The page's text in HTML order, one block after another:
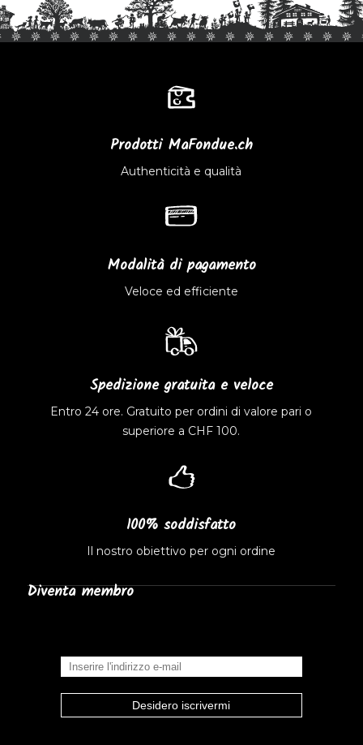
Prodotti MaFondue.ch
Authenticità e qualità
Modalità di pagamento
Veloce ed efficiente
Spedizione gratuita e veloce
Entro 24 ore. Gratuito per ordini di valore pari o
superiore a CHF 100.
100% soddisfatto
Il nostro obiettivo per ogni ordine
Diventa membro